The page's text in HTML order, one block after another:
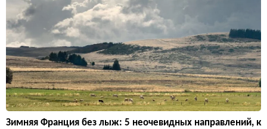
Зимняя Франция без лыж: 5 неочевидных направлений, к